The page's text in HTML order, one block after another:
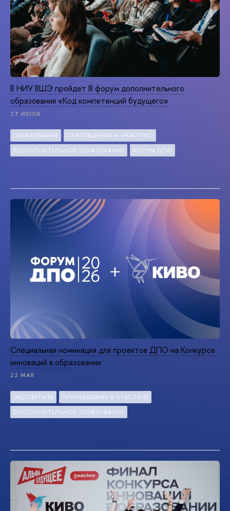
В НИУ ВШЭ пройдет III форум дополнительного
образования «Код компетенций будущего»
27 ИЮЛЯ
ОБРАЗОВАНИЕ ПРИГЛАШЕНИЕ К УЧАСТИЮ
ДОПОЛНИТЕЛЬНОЕ ОБРАЗОВАНИЕ ФОРУМ ДПО
Специальная номинация для проектов ДПО на Конкурсе
инноваций в образовании
22 МАЯ
ЭКСПЕРТИЗА ПРИГЛАШЕНИЕ К УЧАСТИЮ
ДОПОЛНИТЕЛЬНОЕ ОБРАЗОВАНИЕ